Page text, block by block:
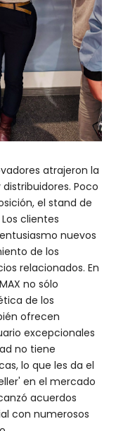
atrajeron la
Poco
el stand de
clientes
nuevos
de los
relacionados. En
no sólo
de los
ofrecen
excepcionales
no tiene
lo que les da el
en el mercado
acuerdos
con numerosos